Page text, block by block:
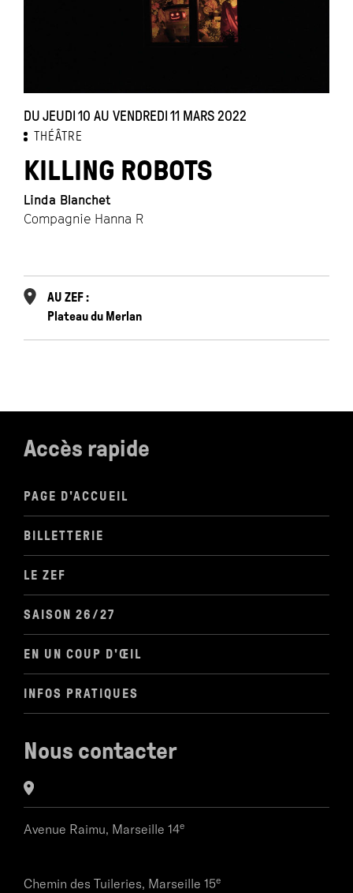
DU JEUDI 10 AU VENDREDI 11 MARS 2022
THÉÂTRE
KILLING ROBOTS
Linda Blanchet
Compagnie Hanna R
AU ZEF :
Plateau du Merlan
Accès rapide
PAGE D'ACCUEIL
BILLETTERIE
LE ZEF
SAISON 26/27
EN UN COUP D'ŒIL
INFOS PRATIQUES
Nous contacter
Avenue Raimu, Marseille 14e
Chemin des Tuileries, Marseille 15e